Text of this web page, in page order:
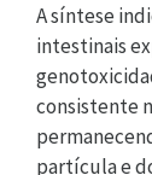
A síntese
intestinais
consistente
partícula e